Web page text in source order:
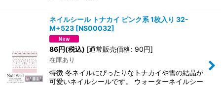
ネイルシール トナカイ ピンク系 1枚入り 32-
M+523 [NS00032]
86円(税込) [通常販売価格: 90円]
在庫あり
特徴 冬ネイルにぴったりなトナカイや雪の結晶が
可愛いネイルシールです。 ウォーターネイルシー